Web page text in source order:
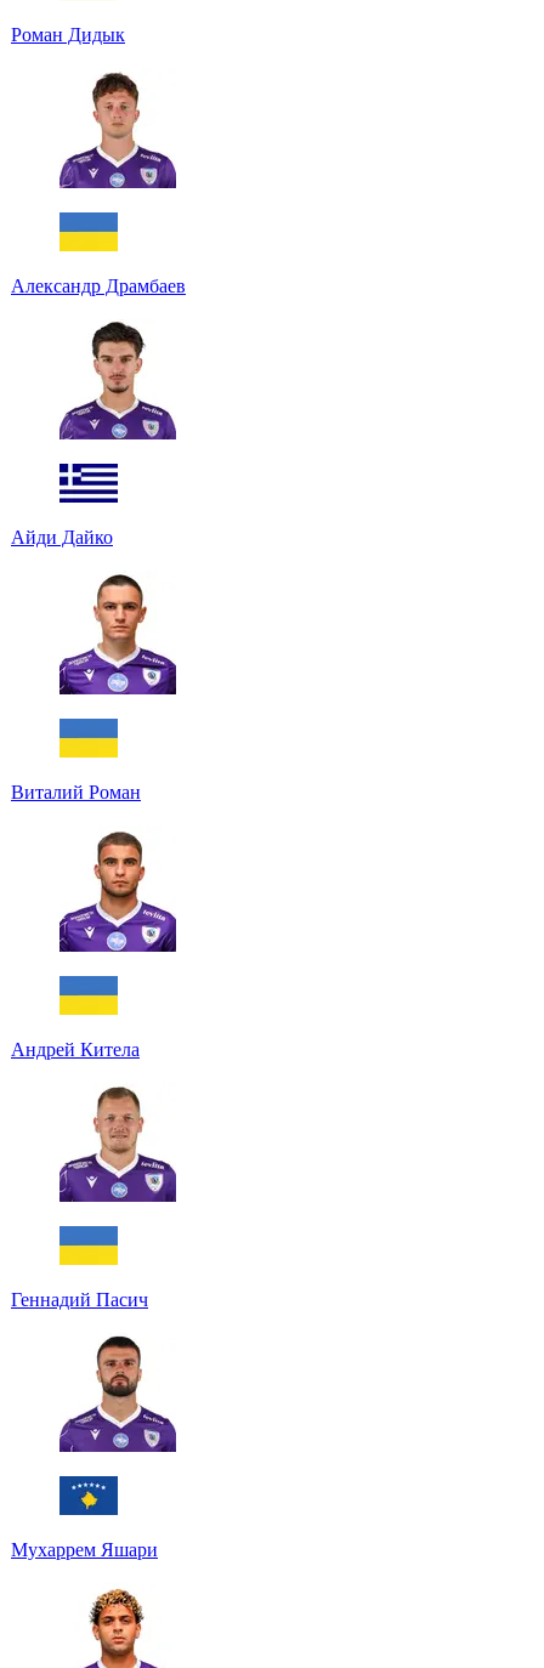
Роман Дидык
Александр Драмбаев
Айди Дайко
Виталий Роман
Андрей Китела
Геннадий Пасич
Мухаррем Яшари